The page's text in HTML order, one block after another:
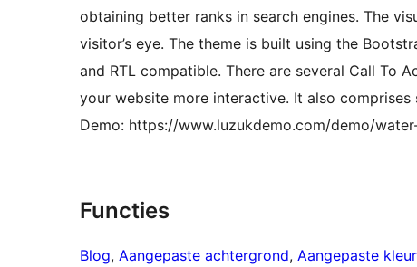
obtaining better ranks in search engines. The
visitor’s eye. The theme is built using the
and RTL compatible. There are several Call To
your website more interactive. It also
Demo: https://www.luzukdemo.com/demo/
Functies
Blog, Aangepaste achtergrond, Aangepaste